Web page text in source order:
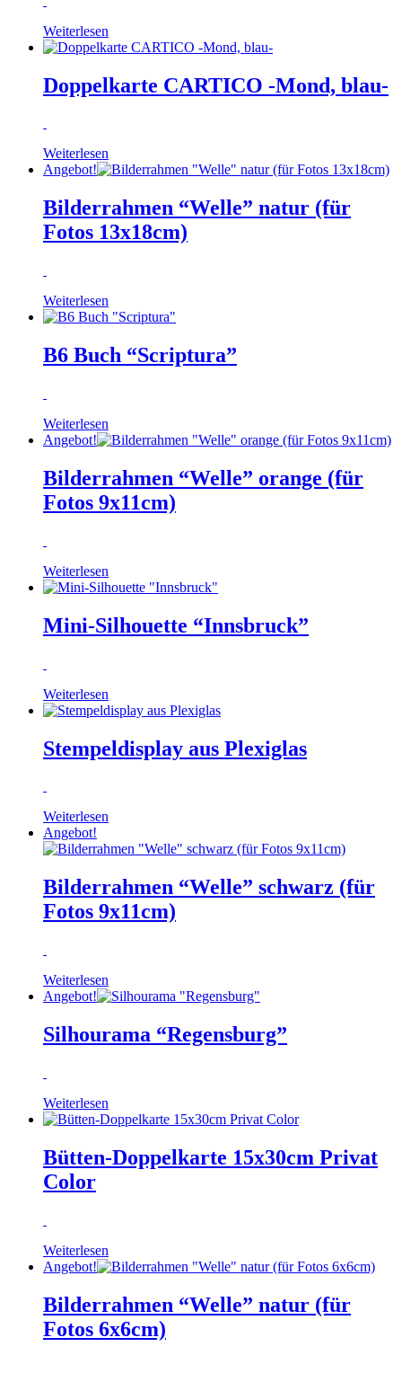
Weiterlesen
Doppelkarte CARTICO -Mond, blau-
Weiterlesen
Angebot!
Bilderrahmen “Welle” natur (für
Fotos 13x18cm)
Weiterlesen
B6 Buch “Scriptura”
Weiterlesen
Angebot!
Bilderrahmen “Welle” orange (für
Fotos 9x11cm)
Weiterlesen
Mini-Silhouette “Innsbruck”
Weiterlesen
Stempeldisplay aus Plexiglas
Weiterlesen
Angebot!
Bilderrahmen “Welle” schwarz (für
Fotos 9x11cm)
Weiterlesen
Angebot!
Silhourama “Regensburg”
Weiterlesen
Bütten-Doppelkarte 15x30cm Privat
Color
Weiterlesen
Angebot!
Bilderrahmen “Welle” natur (für
Fotos 6x6cm)